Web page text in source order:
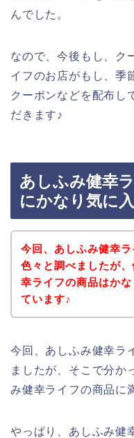
んでした。
なので、今後もし、ク
イフのお店がもし、季
クーポンなどを配布し
だきます♪
あしふみ健幸
にかなり気に
今回、あしふみ健幸
色々と調べましたが
幸ライフの商品はか
ています♪
今回、あしふみ健幸ラ
ましたが、そこで分か
み健幸ライフの商品に
やっぱり、あしふみ健